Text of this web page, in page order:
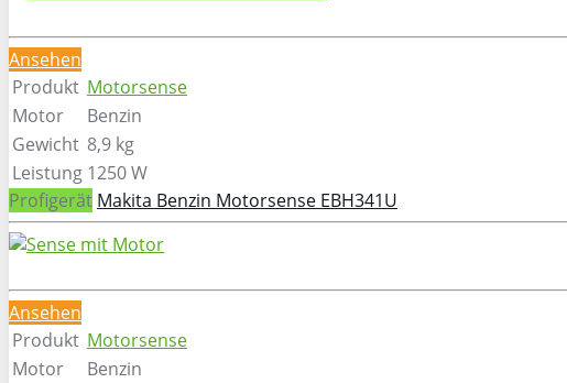
Ansehen
Produkt Motorsense
Motor
Benzin
Gewicht 8,9 kg
Leistung 1250 W
Profigerät Makita Benzin Motorsense EBH341U
Ansehen
Produkt Motorsense
Motor
Benzin